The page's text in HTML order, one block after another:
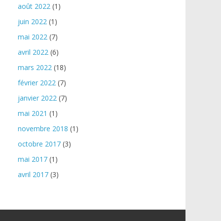
août 2022 (1)
juin 2022 (1)
mai 2022 (7)
avril 2022 (6)
mars 2022 (18)
février 2022 (7)
janvier 2022 (7)
mai 2021 (1)
novembre 2018 (1)
octobre 2017 (3)
mai 2017 (1)
avril 2017 (3)